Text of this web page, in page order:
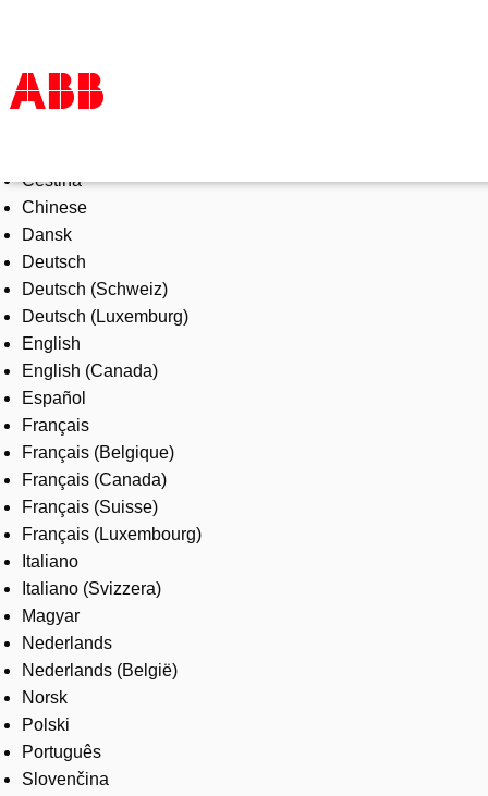
Products & Solutions
Industries
Services
About us
Where to buy
Contact us
Careers
Čeština
Chinese
Dansk
Deutsch
Deutsch (Schweiz)
Deutsch (Luxemburg)
English
English (Canada)
Español
Français
Français (Belgique)
Français (Canada)
Français (Suisse)
Français (Luxembourg)
Italiano
Italiano (Svizzera)
Magyar
Nederlands
Nederlands (België)
Norsk
Polski
Português
Slovenčina